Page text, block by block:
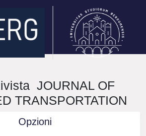
JOURNAL OF
TRANSPORTATION
Opzioni